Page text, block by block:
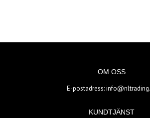
OM OSS
E-postadress:
KUNDTJÄNST